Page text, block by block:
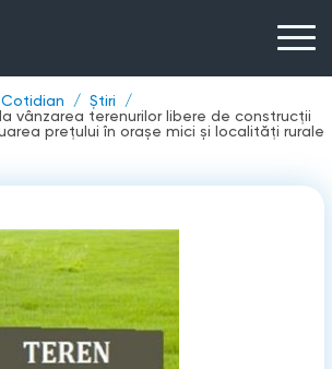
Cotidian
Știri
vânzarea terenurilor libere de construcții
prețului în orașe mici și localități rurale